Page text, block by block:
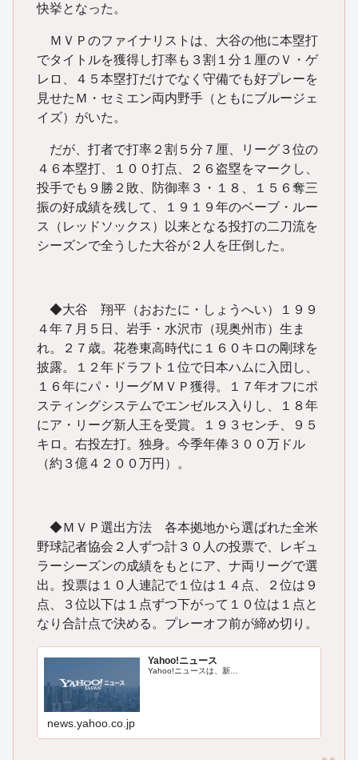
快挙となった。
ＭＶＰのファイナリストは、大谷の他に本塁打
でタイトルを獲得し打率も３割１分１厘のＶ・ゲ
レロ、４５本塁打だけでなく守備でも好プレーを
見せたＭ・セミエン両内野手（ともにブルージェ
イズ）がいた。
だが、打者で打率２割５分７厘、リーグ３位の
４６本塁打、１００打点、２６盗塁をマークし、
投手でも９勝２敗、防御率３・１８、１５６奪三
振の好成績を残して、１９１９年のベーブ・ルー
ス（レッドソックス）以来となる投打の二刀流を
シーズンで全うした大谷が２人を圧倒した。
◆大谷 翔平（おおたに・しょうへい）１９９
４年７月５日、岩手・水沢市（現奥州市）生ま
れ。２７歳。花巻東高時代に１６０キロの剛球を
披露。１２年ドラフト１位で日本ハムに入団し、
１６年にパ・リーグＭＶＰ獲得。１７年オフにポ
スティングシステムでエンゼルス入りし、１８年
にア・リーグ新人王を受賞。１９３センチ、９５
キロ。右投左打。独身。今季年俸３００万ドル
（約３億４２００万円）。
◆ＭＶＰ選出方法 各本拠地から選ばれた全米
野球記者協会２人ずつ計３０人の投票で、レギュ
ラーシーズンの成績をもとにア、ナ両リーグで選
出。投票は１０人連記で１位は１４点、２位は９
点、３位以下は１点ずつ下がって１０位は１点と
なり合計点で決める。プレーオフ前が締め切り。
Yahoo!ニュース
Yahoo!ニュースは、新…
news.yahoo.co.jp